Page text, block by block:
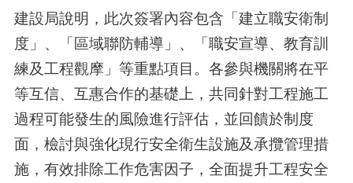
建設局說明，此次簽署內容包含「建立職安衛制
度」、「區域聯防輔導」、「職安宣導、教育訓
練及工程觀摩」等重點項目。各參與機關將在平
等互信、互惠合作的基礎上，共同針對工程施工
過程可能發生的風險進行評估，並回饋於制度
面，檢討與強化現行安全衛生設施及承攬管理措
施，有效排除工作危害因子，全面提升工程安全